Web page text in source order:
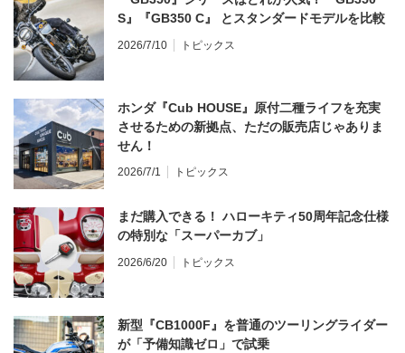
S』『GB350 C』 とスタンダードモデルを比較
2026/7/10 トピックス
ホンダ『Cub HOUSE』原付二種ライフを充実
させるための新拠点、ただの販売店じゃありま
せん！
2026/7/1 トピックス
まだ購入できる！ ハローキティ50周年記念仕様
の特別な「スーパーカブ」
2026/6/20 トピックス
新型『CB1000F』を普通のツーリングライダー
が「予備知識ゼロ」で試乗